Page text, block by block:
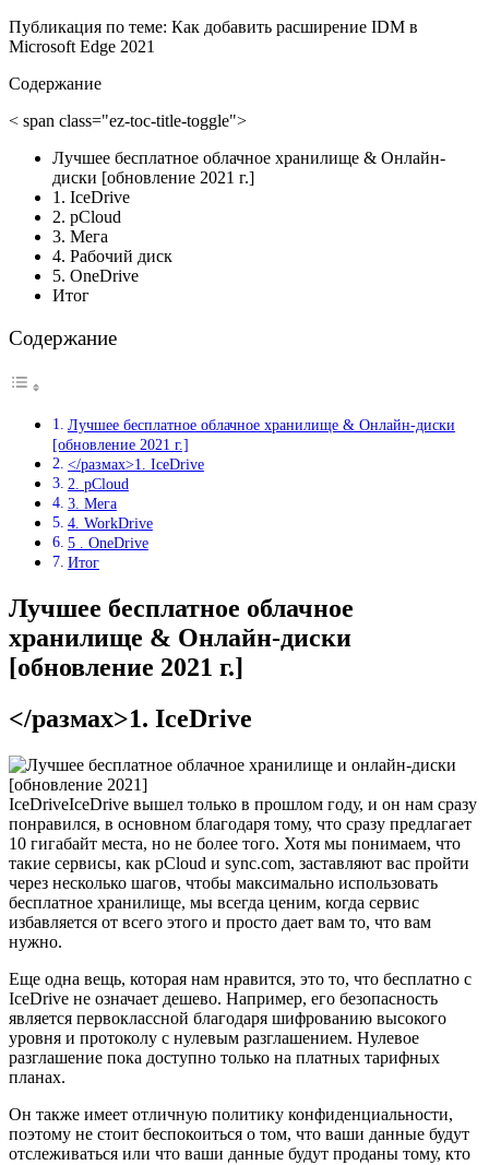
Публикация по теме: Как добавить расширение IDM в
Microsoft Edge 2021
Содержание
< span class="ez-toc-title-toggle">
Лучшее бесплатное облачное хранилище & Онлайн-
диски [обновление 2021 г.]
1. IceDrive
2. pCloud
3. Мега
4. Рабочий диск
5. OneDrive
Итог
Содержание
Лучшее бесплатное облачное хранилище & Онлайн-диски
[обновление 2021 г.]
</размах>1. IceDrive
2. pCloud
3. Мега
4. WorkDrive
5 . OneDrive
Итог
Лучшее бесплатное облачное
хранилище & Онлайн-диски
[обновление 2021 г.]
</размах>1. IceDrive
IceDriveIceDrive вышел только в прошлом году, и он нам сразу
понравился, в основном благодаря тому, что сразу предлагает
10 гигабайт места, но не более того. Хотя мы понимаем, что
такие сервисы, как pCloud и sync.com, заставляют вас пройти
через несколько шагов, чтобы максимально использовать
бесплатное хранилище, мы всегда ценим, когда сервис
избавляется от всего этого и просто дает вам то, что вам
нужно.
Еще одна вещь, которая нам нравится, это то, что бесплатно с
IceDrive не означает дешево. Например, его безопасность
является первоклассной благодаря шифрованию высокого
уровня и протоколу с нулевым разглашением. Нулевое
разглашение пока доступно только на платных тарифных
планах.
Он также имеет отличную политику конфиденциальности,
поэтому не стоит беспокоиться о том, что ваши данные будут
отслеживаться или что ваши данные будут проданы тому, кто